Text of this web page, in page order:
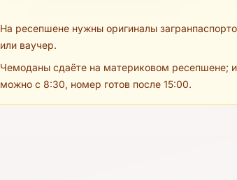
На ресепшене нужны оригиналы
или ваучер.
Чемоданы сдаёте на материковом ресепшене;
можно с 8:30, номер готов после 15:00.